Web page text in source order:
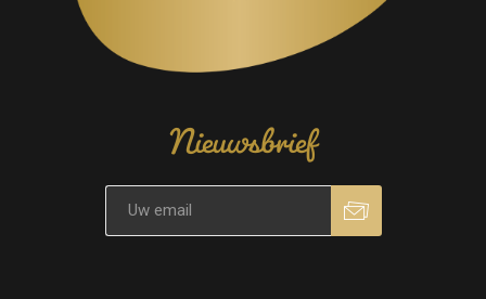
Nieuwsbrief